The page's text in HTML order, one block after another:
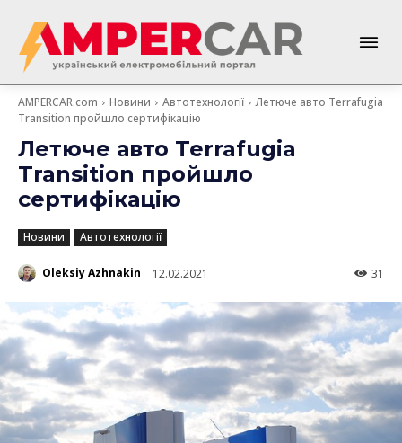
AMPERCAR.com Новини Автотехнології
Летюче авто Terrafugia
Transition пройшло сертифікацію
Летюче авто Terrafugia
Transition пройшло
сертифікацію
Новини Автотехнології
Oleksiy Azhnakin 12.02.2021 31